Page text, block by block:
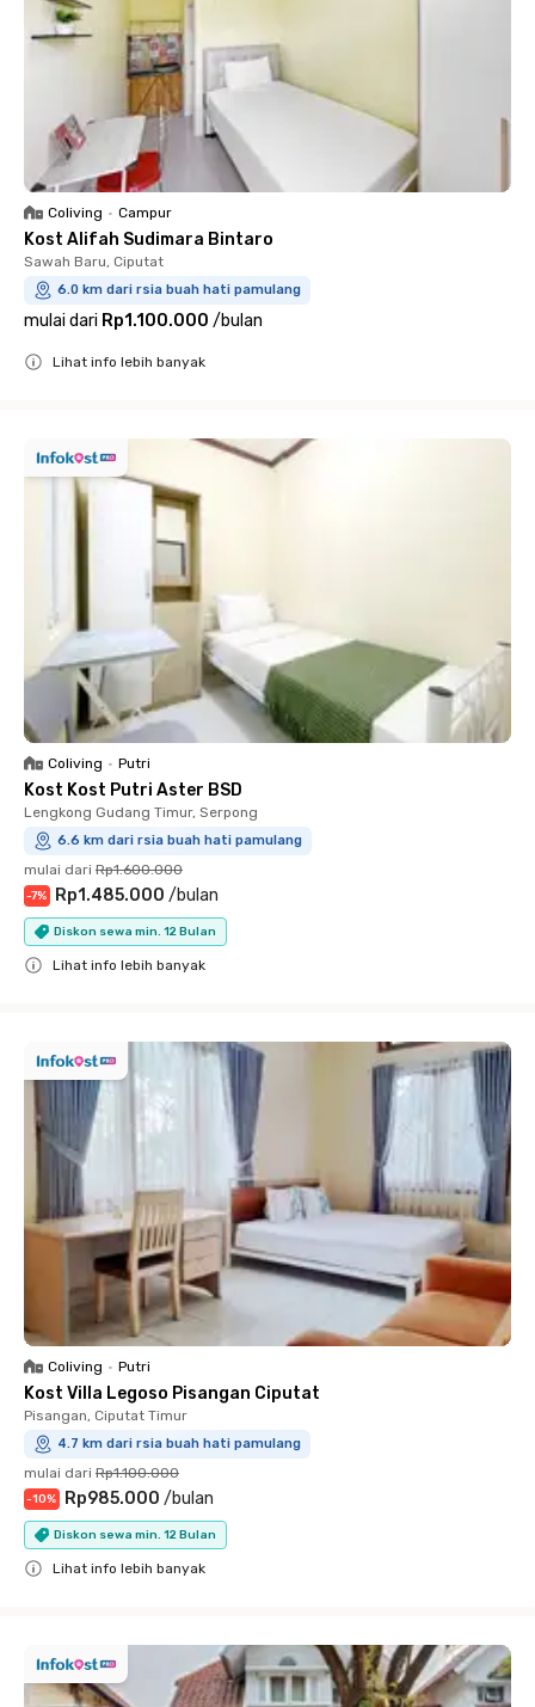
Coliving • Campur
Kost Alifah Sudimara Bintaro
Sawah Baru, Ciputat
6.0 km dari rsia buah hati pamulang
mulai dari Rp1.100.000 /bulan
Lihat info lebih banyak
Coliving • Putri
Kost Kost Putri Aster BSD
Lengkong Gudang Timur, Serpong
6.6 km dari rsia buah hati pamulang
mulai dari Rp1.600.000
-7% Rp1.485.000 /bulan
Diskon sewa min. 12 Bulan
Lihat info lebih banyak
Coliving • Putri
Kost Villa Legoso Pisangan Ciputat
Pisangan, Ciputat Timur
4.7 km dari rsia buah hati pamulang
mulai dari Rp1.100.000
-10% Rp985.000 /bulan
Diskon sewa min. 12 Bulan
Lihat info lebih banyak